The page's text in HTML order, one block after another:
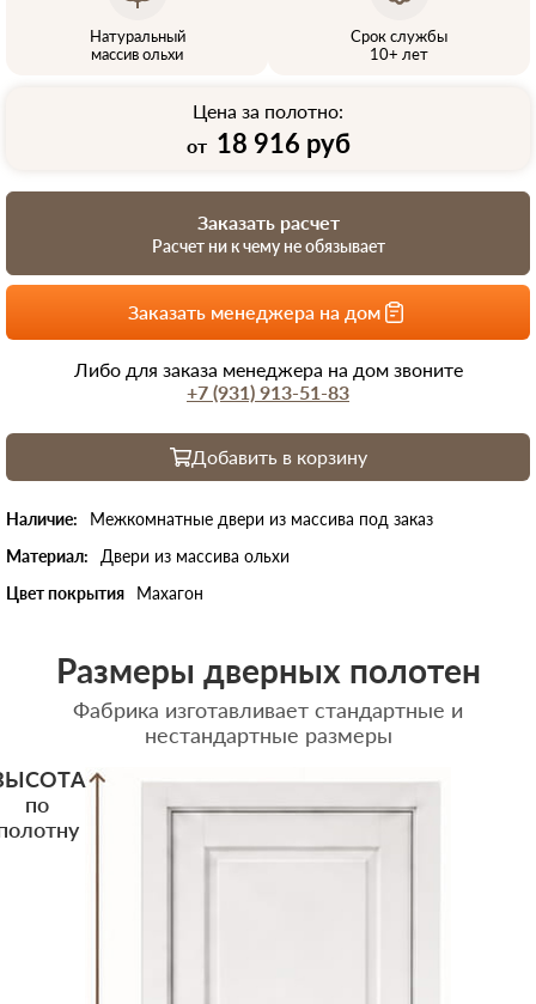
Натуральный
массив ольхи
Срок службы
10+ лет
Цена за полотно:
от 18 916 руб
Добавить в корзину
Наличие:
Межкомнатные двери из массива под заказ
Материал:
Двери из массива ольхи
Цвет покрытия
Махагон
Заказать расчет
Расчет ни к чему не обязывает
Заказать менеджера на дом
Либо для заказа менеджера на дом звоните
+7 (931) 913-51-83
Размеры дверных полотен
Фабрика изготавливает стандартные и
нестандартные размеры
по